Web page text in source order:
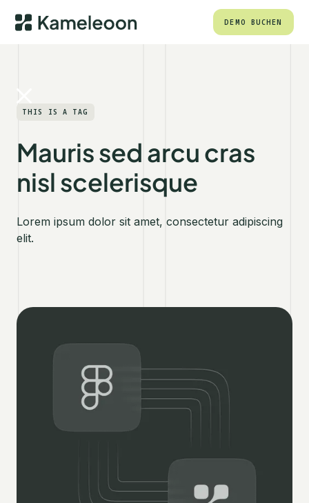
DEMO BUCHEN
THIS IS A TAG
Mauris sed arcu cras
nisl scelerisque
Lorem ipsum dolor sit amet, consectetur adipiscing
elit.